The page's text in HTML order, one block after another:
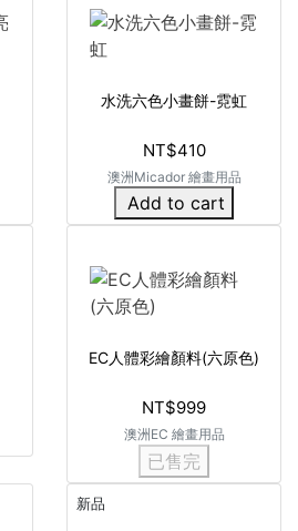
水洗六色小畫餅-霓虹
NT$410
澳洲Micador 繪畫用品
Add to cart
EC人體彩繪顏料(六原色)
NT$999
澳洲EC 繪畫用品
已售完
新品